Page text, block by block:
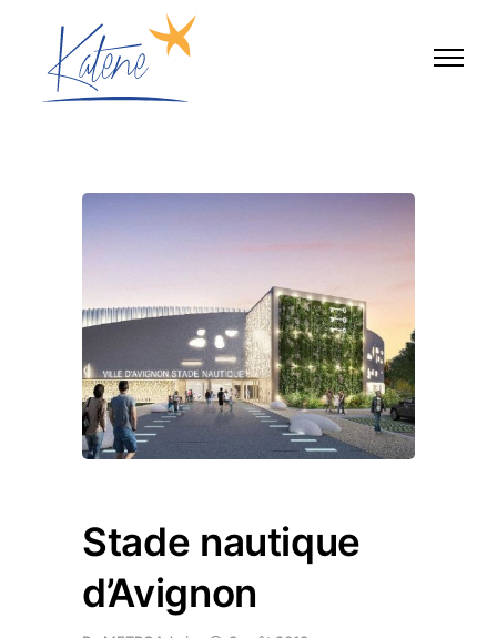
Stade nautique
d’Avignon